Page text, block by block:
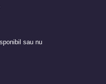
sau nu